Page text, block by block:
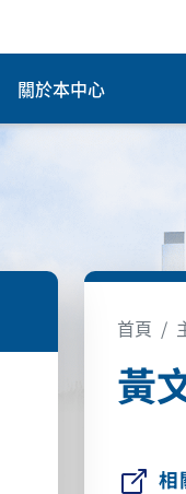
關於本中心
首頁
黃
相